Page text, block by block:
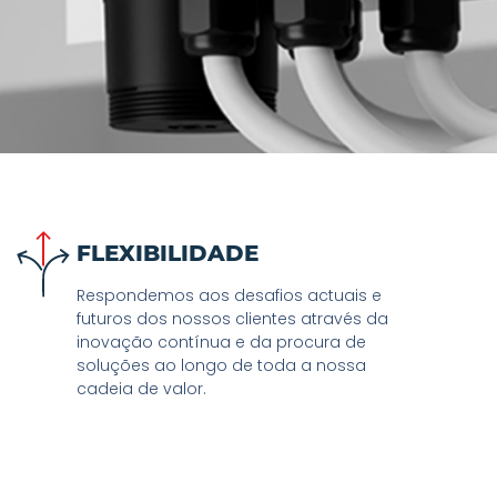
FLEXIBILIDADE
Respondemos aos desafios actuais e
futuros dos nossos clientes através da
inovação contínua e da procura de
soluções ao longo de toda a nossa
cadeia de valor.